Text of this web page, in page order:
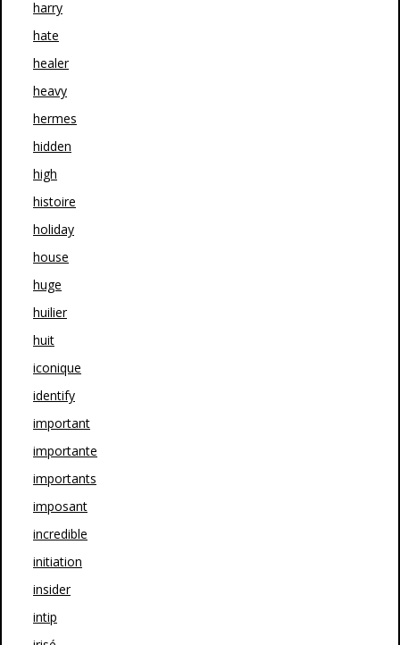
harry
hate
healer
heavy
hermes
hidden
high
histoire
holiday
house
huge
huilier
huit
iconique
identify
important
importante
importants
imposant
incredible
initiation
insider
intip